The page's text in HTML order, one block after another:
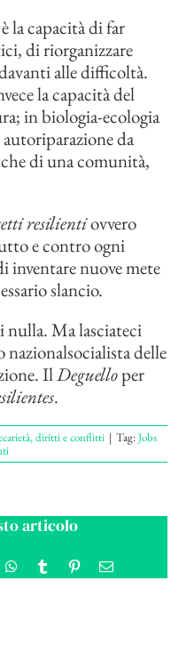
è la capacità di far
di riorganizzare
alle difficoltà.
la capacità del
in biologia-ecologia
da
di una comunità,
resilientiovvero
e contro ogni
inventare nuove mete
slancio.
Ma lasciateci
nazionalsocialista delle
IlDeguelloper
.
diritti e conflitti | Tag:Jobs
articolo
WhatsApp
Tumblr PinterestEmail